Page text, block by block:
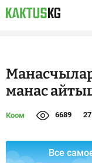
манас
Коом 6689
Все